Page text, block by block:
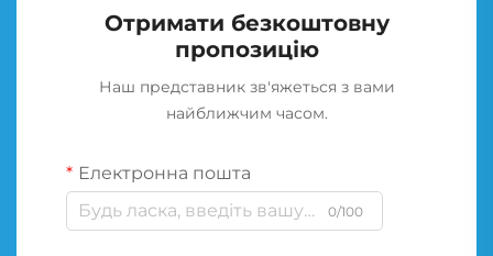
Отримати безкоштовну
пропозицію
Наш представник зв'яжеться з вами
найближчим часом.
Електронна пошта
0/100